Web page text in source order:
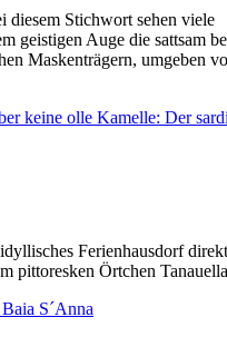
diesem Stichwort sehen viele
geistigen Auge die sattsam
Maskenträgern, umgeben
keine olle Kamelle: Der
Ferienhausdorf
pittoresken Örtchen
S´Anna